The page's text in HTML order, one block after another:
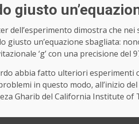
giusto
dell’esperimento dimostra che
giusto un’equazione sbagliata:
‘g’ con una precisione del
abbia fatto ulteriori
in questo modo, all’inizio
Gharib del California Institute of